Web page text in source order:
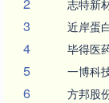
志特新
3 近岸蛋
4 毕得医
5 一博科
6 方邦股